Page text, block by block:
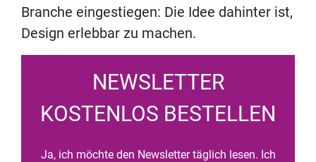
Branche eingestiegen: Die Idee dahinter ist,
Design erlebbar zu machen.
NEWSLETTER
KOSTENLOS BESTELLEN
Ja, ich möchte den Newsletter täglich lesen. Ich